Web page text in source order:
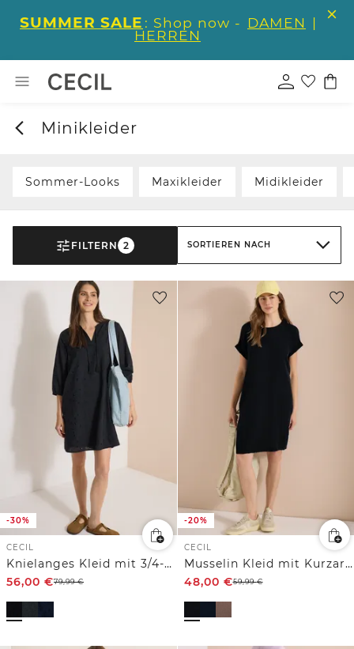
SUMMER SALE : Shop now - DAMEN |
HERREN
Minikleider
Sommer-Looks Maxikleider Midikleider
FILTERN 2 SORTIEREN NACH
-30%
CECIL
Knielanges Kleid mit 3/4-Arm und Stickerei
56,00 €79,99€
-20%
CECIL
Musselin Kleid mit Kurzarm
48,00 €59,99€